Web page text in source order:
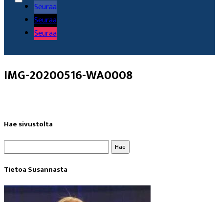
Seuraa
Seuraa
Seuraa
IMG-20200516-WA0008
Hae sivustolta
Tietoa Susannasta